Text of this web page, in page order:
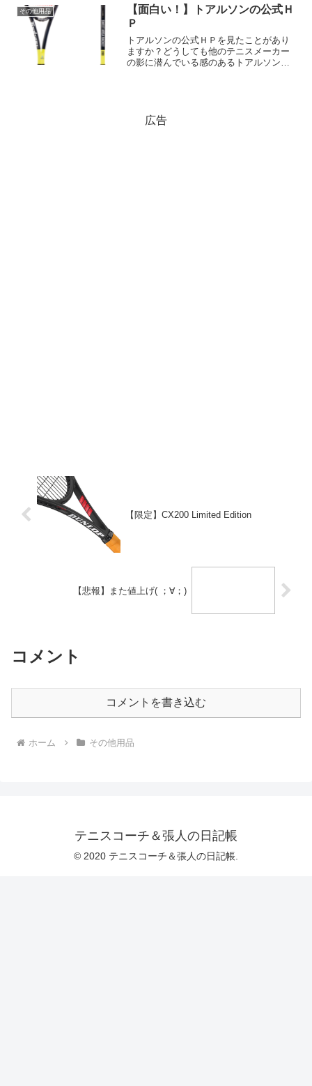
テンションを把握することでガットのテ
ンション維持性能を把握することもでき
ますし、張替えの目安を把握することも
できます。是非一度試してみてはどうで
しょうか？
その他用品
【面白い！】トアルソンの公式Ｈ
Ｐ
トアルソンの公式ＨＰを見たことがあり
ますか？どうしても他のテニスメーカー
の影に潜んでいる感のあるトアルソン。
広告
【限定】CX200 Limited Edition
【悲報】また値上げ( ；∀；)
コメント
コメントを書き込む
ホーム その他用品
テニスコーチ＆張人の日記帳
© 2020 テニスコーチ＆張人の日記帳.